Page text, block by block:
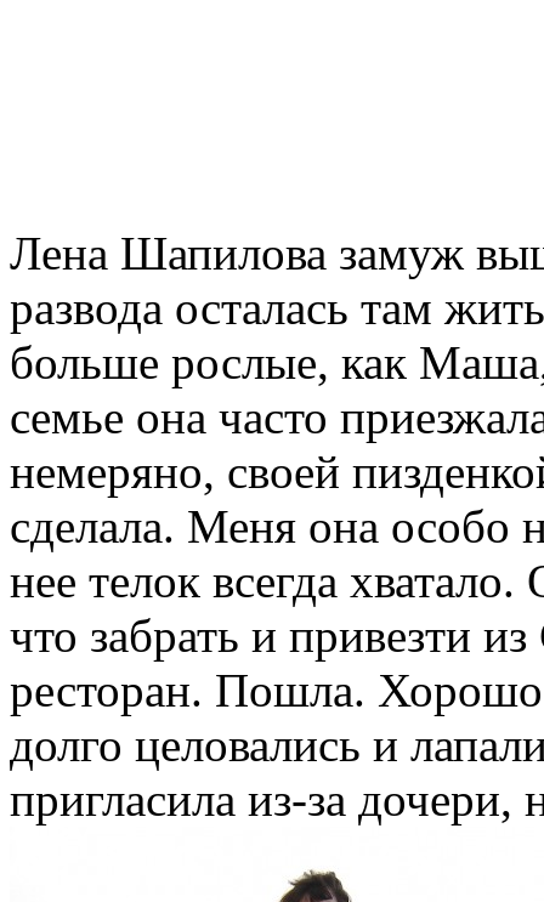
Лена Шапилова замуж
развода осталась там
больше рослые, как
семье она часто
немеряно, своей
сделала. Меня она особо
нее телок всегда
что забрать и привезти
ресторан. Пошла.
долго целовались и
пригласила из-за дочери,